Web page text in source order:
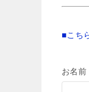
■こち
お名前